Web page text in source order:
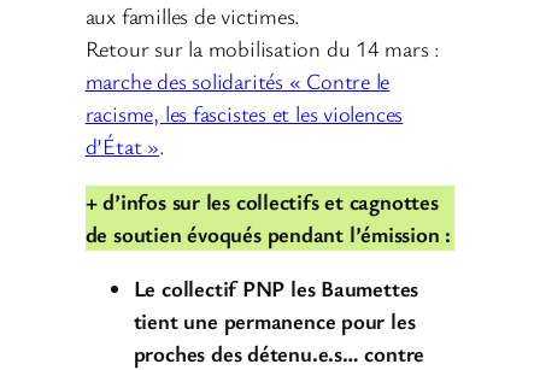
aux familles de victimes.
Retour sur la mobilisation du 14 mars :
marche des solidarités « Contre le
racisme, les fascistes et les violences
d’État ».
+ d’infos sur les collectifs et cagnottes
de soutien évoqués pendant l’émission :
Le collectif PNP les Baumettes
tient une permanence pour les
proches des détenu.e.s… contre